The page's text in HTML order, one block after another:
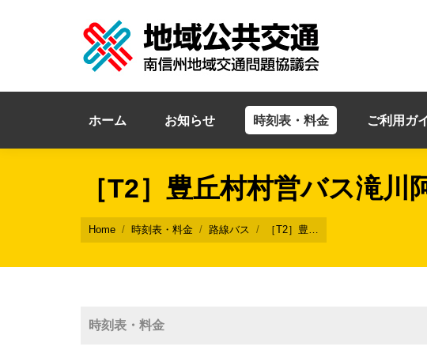
ホーム お知らせ 時刻表・料金 ご利用ガ
［T2］豊丘村村営バス滝川
Home 時刻表・料金 路線バス ［T2］豊…
時刻表・料金